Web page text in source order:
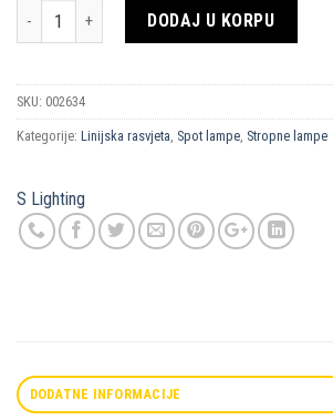
Količina DODAJ U KORPU
SKU: 002634
Kategorije: Linijska rasvjeta Spot lampe Stropne lampe
S Lighting
DODATNE INFORMACIJE